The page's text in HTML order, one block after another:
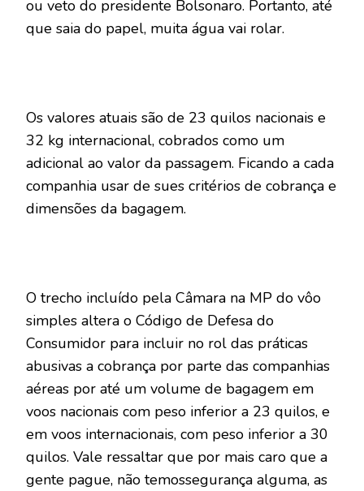
ou veto do presidente Bolsonaro. Portanto, até
que saia do papel, muita água vai rolar.
Os valores atuais são de 23 quilos nacionais e
32 kg internacional, cobrados como um
adicional ao valor da passagem. Ficando a cada
companhia usar de sues critérios de cobrança e
dimensões da bagagem.
O trecho incluído pela Câmara na MP do vôo
simples altera o Código de Defesa do
Consumidor para incluir no rol das práticas
abusivas a cobrança por parte das companhias
aéreas por até um volume de bagagem em
voos nacionais com peso inferior a 23 quilos, e
em voos internacionais, com peso inferior a 30
quilos. Vale ressaltar que por mais caro que a
gente pague, não temossegurança alguma, as